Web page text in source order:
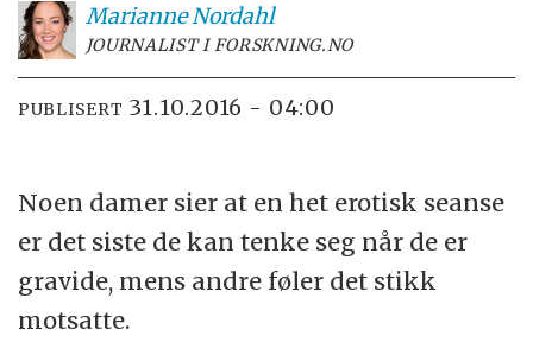
MarianneNordahl
JOURNALIST I FORSKNING.NO
PUBLISERT 31.10.2016 - 04:00
Noen damer sier at en het erotisk seanse
er det siste de kan tenke seg når de er
gravide, mens andre føler det stikk
motsatte.